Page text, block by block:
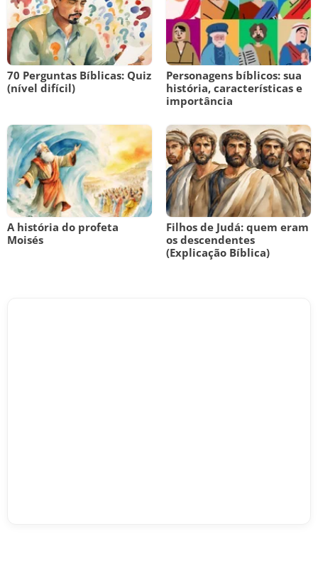
70 Perguntas Bíblicas: Quiz
(nível difícil)
Personagens bíblicos: sua
história, características e
importância
A história do profeta
Moisés
Filhos de Judá: quem eram
os descendentes
(Explicação Bíblica)